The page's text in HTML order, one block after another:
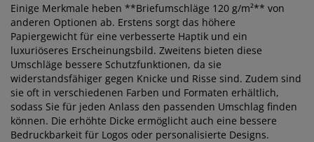
Einige Merkmale heben **Briefumschläge 120 g/m²** von
anderen Optionen ab. Erstens sorgt das höhere
Papiergewicht für eine verbesserte Haptik und ein
luxuriöseres Erscheinungsbild. Zweitens bieten diese
Umschläge bessere Schutzfunktionen, da sie
widerstandsfähiger gegen Knicke und Risse sind. Zudem sind
sie oft in verschiedenen Farben und Formaten erhältlich,
sodass Sie für jeden Anlass den passenden Umschlag finden
können. Die erhöhte Dicke ermöglicht auch eine bessere
Bedruckbarkeit für Logos oder personalisierte Designs.